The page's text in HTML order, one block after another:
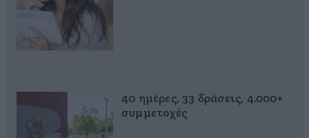
40 ημέρες, 33 δράσεις, 4.000+
συμμετοχές